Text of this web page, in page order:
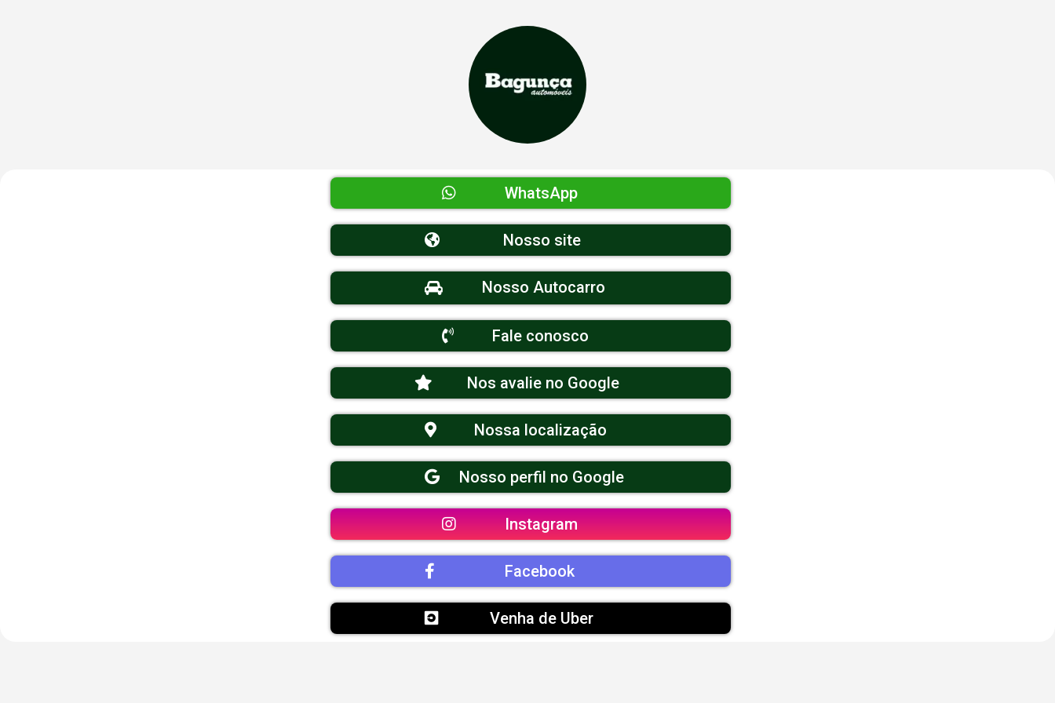
WhatsApp
Nosso site
Nosso Autocarro
Fale conosco
Nos avalie no Google
Nossa localização
Nosso perfil no Google
Instagram
Facebook
Venha de Uber